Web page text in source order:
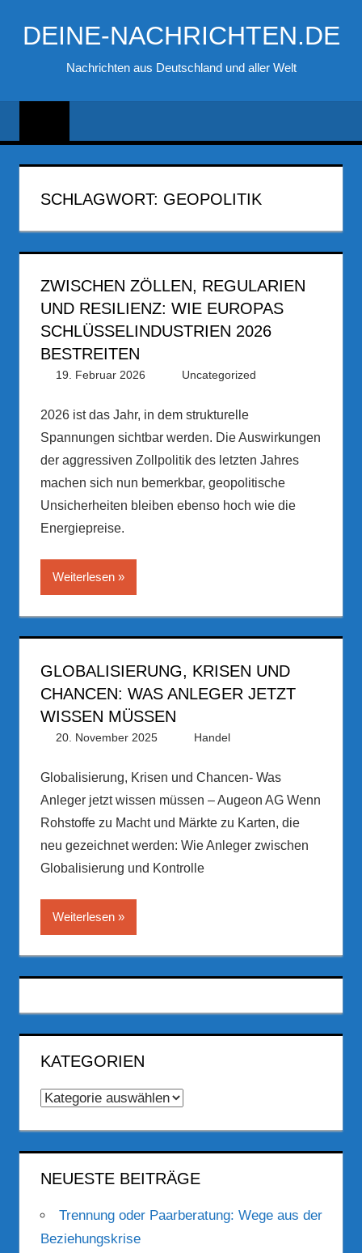
InhaltDEINE-NACHRICHTEN.DE
Nachrichten aus Deutschland und aller Welt
SCHLAGWORT: GEOPOLITIK
ZWISCHEN ZÖLLEN, REGULARIEN
UND RESILIENZ: WIE EUROPAS
SCHLÜSSELINDUSTRIEN 2026
BESTREITEN
19. Februar 2026 PRGateway
Uncategorized
2026 ist das Jahr, in dem strukturelle
Spannungen sichtbar werden. Die Auswirkungen
der aggressiven Zollpolitik des letzten Jahres
machen sich nun bemerkbar, geopolitische
Unsicherheiten bleiben ebenso hoch wie die
Energiepreise.
Weiterlesen
GLOBALISIERUNG, KRISEN UND
CHANCEN: WAS ANLEGER JETZT
WISSEN MÜSSEN
20. November 2025 PRGateway
Handel
Globalisierung, Krisen und Chancen- Was
Anleger jetzt wissen müssen – Augeon AG Wenn
Rohstoffe zu Macht und Märkte zu Karten, die
neu gezeichnet werden: Wie Anleger zwischen
Globalisierung und Kontrolle
Weiterlesen
KATEGORIEN
Kategorien
NEUESTE BEITRÄGE
Trennung oder Paarberatung: Wege aus der
Beziehungskrise